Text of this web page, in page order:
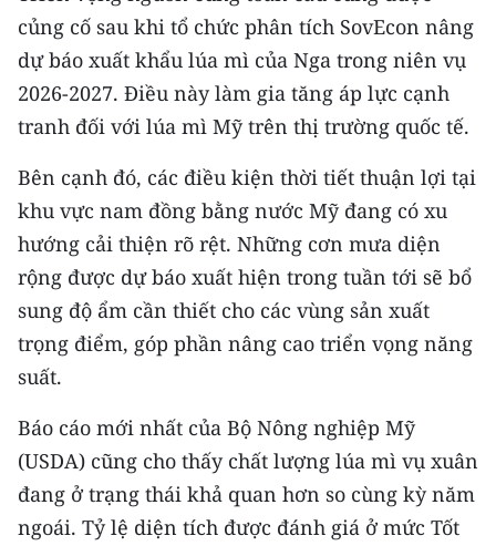
MEDIA CENTER
E-Magazine
Video
Media Chính trị
Media Kinh tế
Media Văn hóa
Media Xã hội
Media Pháp luật
Media Du lịch
Media Thế giới
Media Thể thao
củng cố sau khi tổ chức phân tích SovEcon nâng
dự báo xuất khẩu lúa mì của Nga trong niên vụ
2026-2027. Điều này làm gia tăng áp lực cạnh
tranh đối với lúa mì Mỹ trên thị trường quốc tế.
Bên cạnh đó, các điều kiện thời tiết thuận lợi tại
khu vực nam đồng bằng nước Mỹ đang có xu
hướng cải thiện rõ rệt. Những cơn mưa diện
rộng được dự báo xuất hiện trong tuần tới sẽ bổ
sung độ ẩm cần thiết cho các vùng sản xuất
trọng điểm, góp phần nâng cao triển vọng năng
suất.
Báo cáo mới nhất của Bộ Nông nghiệp Mỹ
(USDA) cũng cho thấy chất lượng lúa mì vụ xuân
đang ở trạng thái khả quan hơn so cùng kỳ năm
ngoái. Tỷ lệ diện tích được đánh giá ở mức Tốt